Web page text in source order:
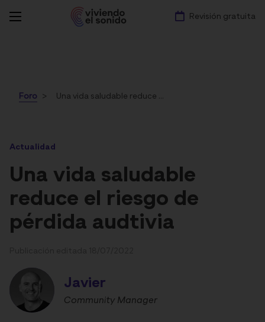
Revisión gratuita
Foro Una vida saludable reduce el riesgo de pérdida audtivia
Actualidad
Una vida saludable
reduce el riesgo de
pérdida audtivia
Javier
Community Manager